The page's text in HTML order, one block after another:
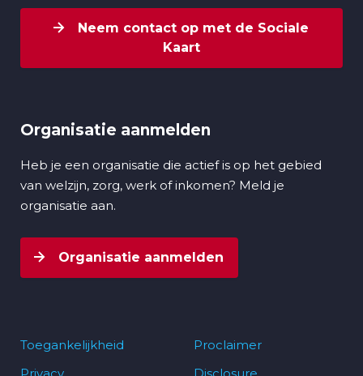
Neem contact op met de Sociale
Kaart
Organisatie aanmelden
Heb je een organisatie die actief is op het gebied
van welzijn, zorg, werk of inkomen? Meld je
organisatie aan.
Organisatie aanmelden
Toegankelijkheid
Proclaimer